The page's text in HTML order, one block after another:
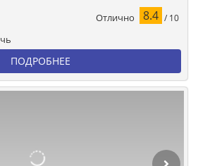
Отлично 8.4 / 10
ПОДРОБНЕЕ